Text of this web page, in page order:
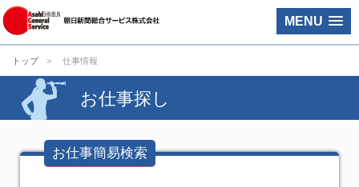
MENU
トップ 仕事情報
お仕事探し
お仕事簡易検索